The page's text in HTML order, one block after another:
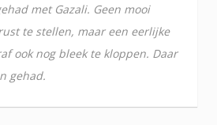
met Gazali. Geen mooi
te stellen, maar een eerlijke
ook nog bleek te kloppen. Daar
gehad.